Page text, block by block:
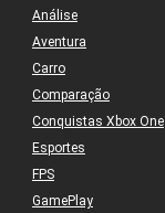
Análise
Aventura
Carro
Comparação
Conquistas Xbox One
Esportes
FPS
GamePlay